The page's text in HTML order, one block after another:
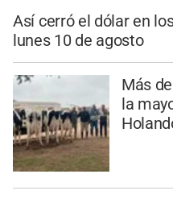
Así cerró el dólar en
lunes 10 de agosto
Más
la